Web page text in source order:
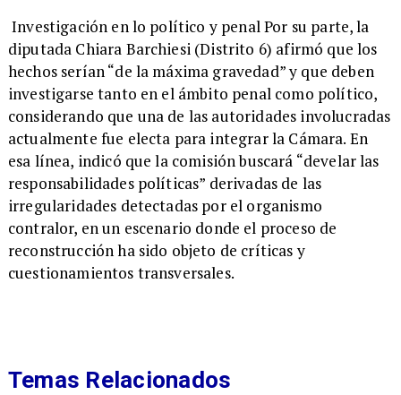
Investigación en lo político y penal Por su parte, la
diputada Chiara Barchiesi (Distrito 6) afirmó que los
hechos serían “de la máxima gravedad” y que deben
investigarse tanto en el ámbito penal como político,
considerando que una de las autoridades involucradas
actualmente fue electa para integrar la Cámara. En
esa línea, indicó que la comisión buscará “develar las
responsabilidades políticas” derivadas de las
irregularidades detectadas por el organismo
contralor, en un escenario donde el proceso de
reconstrucción ha sido objeto de críticas y
cuestionamientos transversales.
Temas Relacionados